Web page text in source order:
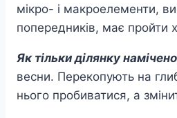
мікро- і макроелементи,
попередників, має пройти
Як тільки ділянку
весни. Перекопують на
нього пробиватися, а